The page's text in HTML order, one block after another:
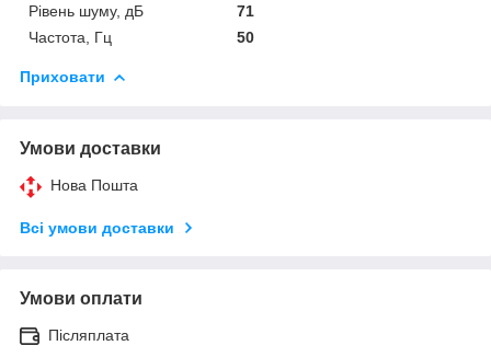
Рівень шуму, дБ
71
Частота, Гц
50
Приховати
Умови доставки
Нова Пошта
Всі умови доставки
Умови оплати
Післяплата